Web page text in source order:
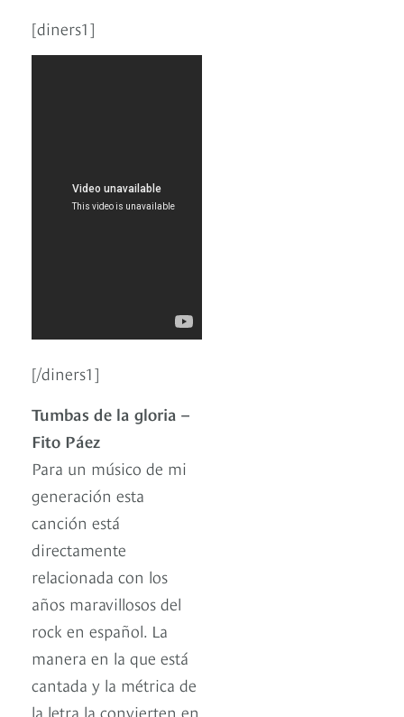
[diners1]
[/diners1]
Tumbas de la gloria –
Fito Páez
Para un músico de mi
generación esta
canción está
directamente
relacionada con los
años maravillosos del
rock en español. La
manera en la que está
cantada y la métrica de
la letra la convierten en